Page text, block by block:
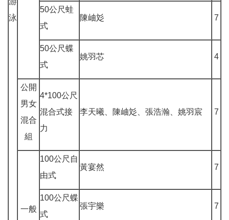
泳
50公尺蛙
式
陳岫彣 7
50公尺蝶
式
姚羽芯 4
公開
男女
混合
組
4*100公尺
混合式接
力
李天曦、陳岫彣、張浩瀚、姚羽宸 7
一般
100公尺自
由式
黃宴然 7
100公尺蝶
式
張宇樂 7